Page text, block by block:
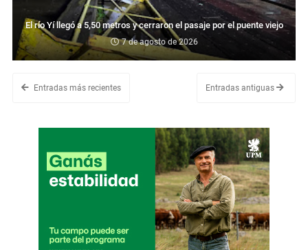
El río Yí llegó a 5,50 metros y cerraron el pasaje por el puente viejo
7 de agosto de 2026
Entradas más recientes Entradas antiguas